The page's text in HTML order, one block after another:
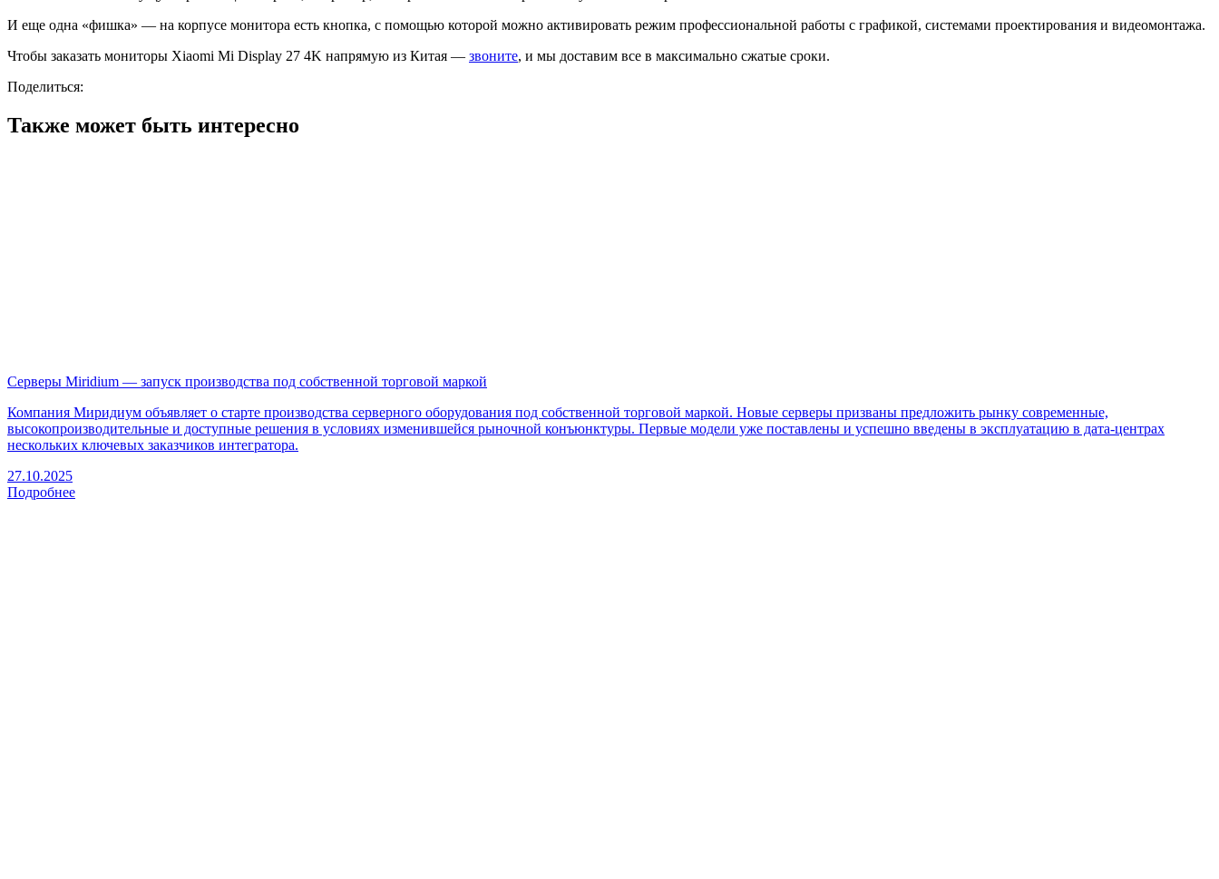
И еще одна «фишка» — на корпусе монитора есть кнопка, с помощью которой можно активировать режим профессиональной работы с графикой, системами проектирования и видеомонтажа.
Чтобы заказать мониторы Xiaomi Mi Display 27 4K напрямую из Китая — звоните, и мы доставим все в максимально сжатые сроки.
Поделиться:
Также может быть интересно
Серверы Miridium — запуск производства под собственной торговой маркой
Компания Миридиум объявляет о старте производства серверного оборудования под собственной торговой маркой. Новые серверы призваны предложить рынку современные,
высокопроизводительные и доступные решения в условиях изменившейся рыночной конъюнктуры. Первые модели уже поставлены и успешно введены в эксплуатацию в дата-центрах
нескольких ключевых заказчиков интегратора.
27.10.2025
Подробнее